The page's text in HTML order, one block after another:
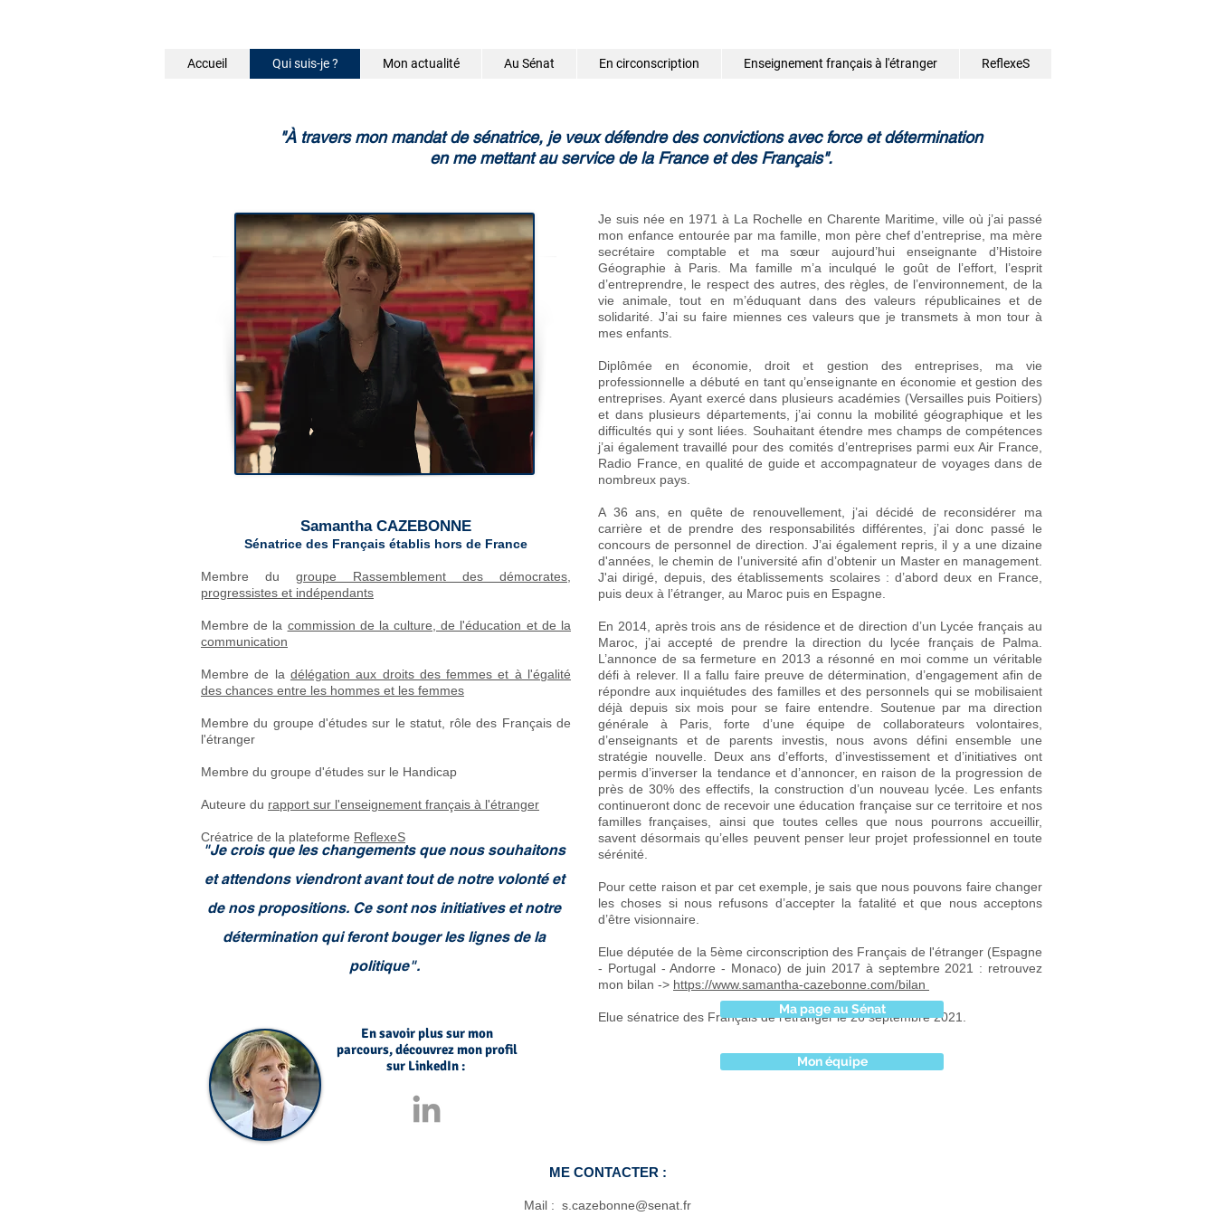
"À travers mon mandat de sénatrice, je veux défendre des convictions avec force et détermination
en me mettant au service de la France et des Français".
"Je crois que les changements que nous souhaitons
et attendons viendront avant tout de notre volonté et
de nos propositions. Ce sont nos initiatives et notre
détermination qui feront bouger les lignes de la
politique".
En savoir plus sur mon
parcours, découvrez mon profil
sur LinkedIn :
Je suis née en 1971 à La Rochelle en Charente Maritime, ville où j’ai passé
mon enfance entourée par ma famille, mon père chef d’entreprise, ma mère
secrétaire comptable et ma sœur aujourd’hui enseignante d’Histoire
Géographie à Paris. Ma famille m’a inculqué le goût de l’effort, l’esprit
d’entreprendre, le respect des autres, des règles, de l’environnement, de la
vie animale, tout en m’éduquant dans des valeurs républicaines et de
solidarité. J’ai su faire miennes ces valeurs que je transmets à mon tour à
mes enfants.
Diplômée en économie, droit et gestion des entreprises, ma vie
professionnelle a débuté en tant qu’enseignante en économie et gestion des
entreprises. Ayant exercé dans plusieurs académies (Versailles puis Poitiers)
et dans plusieurs départements, j’ai connu la mobilité géographique et les
difficultés qui y sont liées. Souhaitant étendre mes champs de compétences
j’ai également travaillé pour des comités d’entreprises parmi eux Air France,
Radio France, en qualité de guide et accompagnateur de voyages dans de
nombreux pays.
A 36 ans, en quête de renouvellement, j’ai décidé de reconsidérer ma
carrière et de prendre des responsabilités différentes, j’ai donc passé le
concours de personnel de direction. J’ai également repris, il y a une dizaine
d'années, le chemin de l’université afin d’obtenir un Master en management.
J'ai dirigé, depuis, des établissements scolaires : d’abord deux en France,
puis deux à l’étranger, au Maroc puis en Espagne.
En 2014, après trois ans de résidence et de direction d’un Lycée français au
Maroc, j’ai accepté de prendre la direction du lycée français de Palma.
L’annonce de sa fermeture en 2013 a résonné en moi comme un véritable
défi à relever. Il a fallu faire preuve de détermination, d’engagement afin de
répondre aux inquiétudes des familles et des personnels qui se mobilisaient
déjà depuis six mois pour se faire entendre. Soutenue par ma direction
générale à Paris, forte d’une équipe de collaborateurs volontaires,
d’enseignants et de parents investis, nous avons défini ensemble une
stratégie nouvelle. Deux ans d’efforts, d’investissement et d’initiatives ont
permis d’inverser la tendance et d’annoncer, en raison de la progression de
près de 30% des effectifs, la construction d’un nouveau lycée. Les enfants
continueront donc de recevoir une éducation française sur ce territoire et nos
familles françaises, ainsi que toutes celles que nous pourrons accueillir,
savent désormais qu’elles peuvent penser leur projet professionnel en toute
sérénité.
Pour cette raison et par cet exemple, je sais que nous pouvons faire changer
les choses si nous refusons d’accepter la fatalité et que nous acceptons
d’être visionnaire.
Elue députée de la 5ème circonscription des Français de l'étranger (Espagne
- Portugal - Andorre - Monaco) de juin 2017 à septembre 2021 : retrouvez
mon bilan -> https://www.samantha-cazebonne.com/bilan
Elue sénatrice des Français de l'étranger le 26 septembre 2021.
Ma page au Sénat
Mon équipe
ME CONTACTER :
Mail : s.cazebonne@senat.fr
Samantha CAZEBONNE
Sénatrice des Français établis hors de France
Membre du groupe Rassemblement des démocrates,
progressistes et indépendants
Membre de la commission de la culture, de l'éducation et de la
communication
Membre de la délégation aux droits des femmes et à l'égalité
des chances entre les hommes et les femmes
Membre du groupe d'études sur le statut, rôle des Français de
l'étranger
Membre du groupe d'études sur le Handicap
Auteure du rapport sur l'enseignement français à l'étranger
Créatrice de la plateforme ReflexeS
Accueil Qui suis-je ? Mon actualité Au Sénat En circonscription Enseignement français à l'étranger ReflexeS